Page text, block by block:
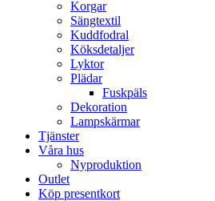
Korgar
Sängtextil
Kuddfodral
Köksdetaljer
Lyktor
Plädar
Fuskpäls
Dekoration
Lampskärmar
Tjänster
Våra hus
Nyproduktion
Outlet
Köp presentkort